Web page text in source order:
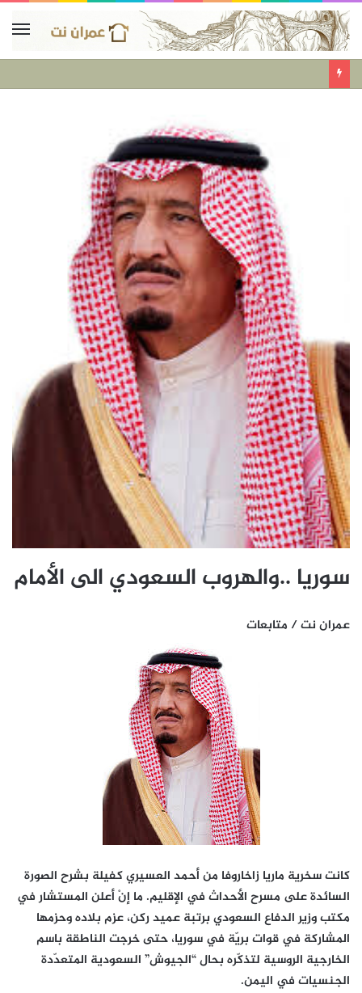
سوريا ..والهروب السعودي الى الأمام
عمران نت / متابعات
كانت سخرية ماريا زاخاروفا من أحمد العسيري كفيلة بشرح الصورة
السائدة على مسرح الأحداث في الإقليم. ما إنْ أعلن المستشار في
مكتب وزير الدفاع السعودي برتبة عميد ركن، عزم بلاده وحزمها
المشاركة في قوات بريّة في سوريا، حتى خرجت الناطقة باسم
الخارجية الروسية لتذكّره بحال “الجيوش” السعودية المتعدّدة
الجنسيات في اليمن.